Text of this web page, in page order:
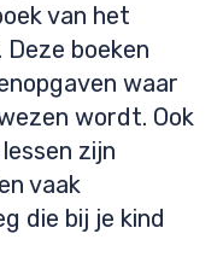
van het
boeken
waar
wordt. Ook
zijn
vaak
die bij je kind